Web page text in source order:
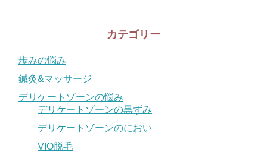
カテゴリー
歩みの悩み
鍼灸&マッサージ
デリケートゾーンの悩み
デリケートゾーンの黒ずみ
デリケートゾーンのにおい
VIO脱毛